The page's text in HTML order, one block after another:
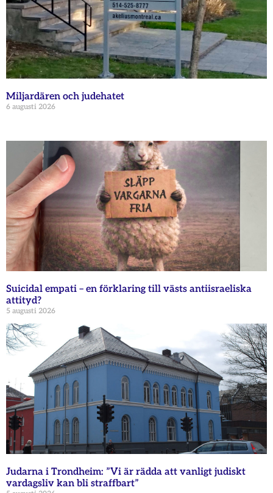
Miljardären och judehatet
6 augusti 2026
Suicidal empati – en förklaring till västs antiisraeliska
attityd?
5 augusti 2026
Judarna i Trondheim: ”Vi är rädda att vanligt judiskt
vardagsliv kan bli straffbart”